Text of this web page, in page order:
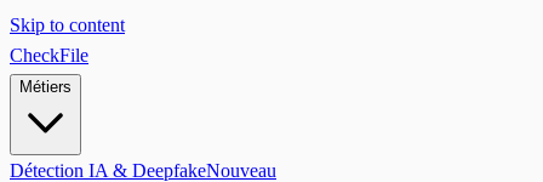
Skip to content
CheckFile
Métiers
Détection IA & DeepfakeNouveau